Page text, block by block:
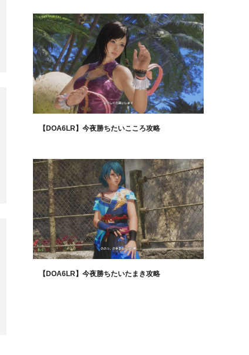
【DOA6LR】今夜勝ちたいこころ攻略
【DOA6LR】今夜勝ちたいたまき攻略